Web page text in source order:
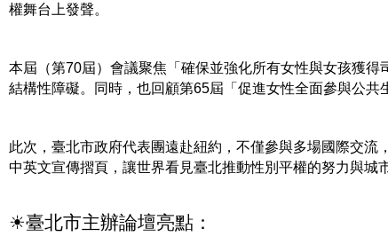
權舞台上發聲。
本屆（第70屆）會議聚焦「確保並強化所有女性與女孩獲
結構性障礙。同時，也回顧第65屆「促進女性全面參與公共
此次，臺北市政府代表團遠赴紐約，不僅參與多場國際交
中英文宣傳摺頁，讓世界看見臺北推動性別平權的努力與城
☀臺北市主辦論壇亮點：